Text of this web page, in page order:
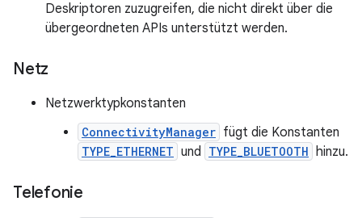
Deskriptoren zuzugreifen, die nicht direkt über die
übergeordneten APIs unterstützt werden.
Netz
Netzwerktypkonstanten
ConnectivityManager fügt die Konstanten
TYPE_ETHERNET und TYPE_BLUETOOTH hinzu.
Telefonie